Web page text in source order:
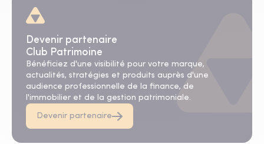
Devenir partenaire
Club Patrimoine
Bénéficiez d'une visibilité pour votre marque,
actualités, stratégies et produits auprès d'une
audience professionnelle de la finance, de
l'immobilier et de la gestion patrimoniale.
Devenir partenaire